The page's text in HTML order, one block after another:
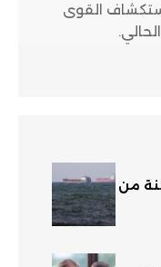
القوى
من